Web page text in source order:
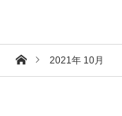
ホーム2021年 10月
トップページ